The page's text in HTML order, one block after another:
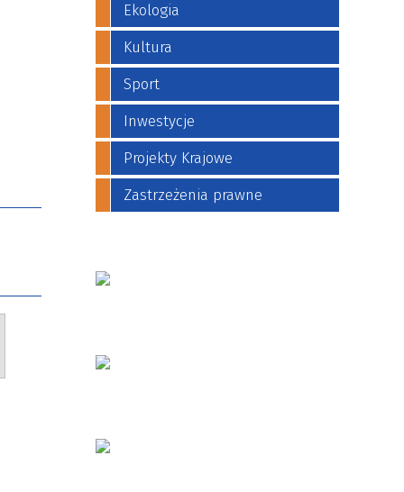
Ekologia
Kultura
Sport
Inwestycje
Projekty Krajowe
Zastrzeżenia prawne